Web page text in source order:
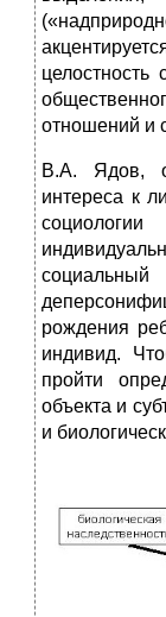
целостность
отношений и
В.А. Ядов,
интереса к
социальный
рождения
индивид.
пройти
объекта и
и